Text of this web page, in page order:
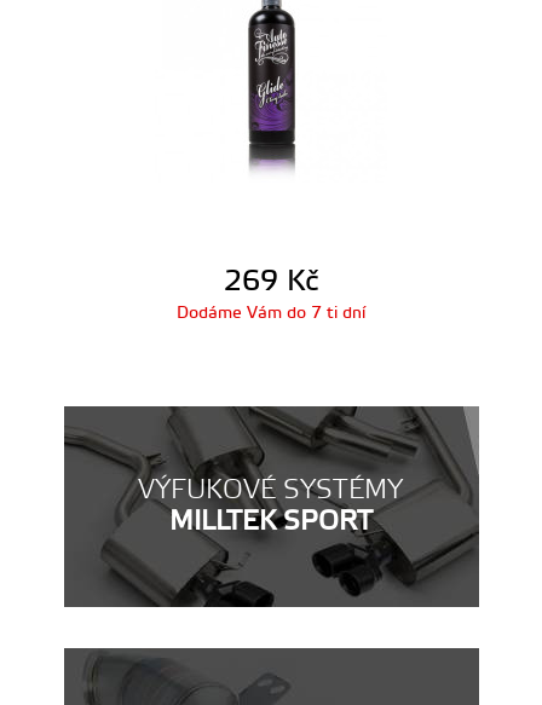
269 Kč
Dodáme Vám do 7 ti dní
VÝFUKOVÉ SYSTÉMY
MILLTEK SPORT